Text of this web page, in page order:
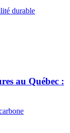
durable
au Québec :